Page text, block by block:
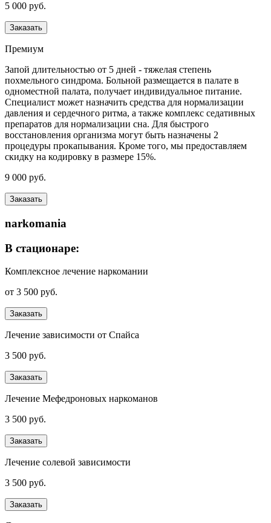
5 000 руб.
Заказать
Премиум
Запой длительностью от 5 дней - тяжелая степень
похмельного синдрома. Больной размещается в палате в
одноместной палата, получает индивидуальное питание.
Специалист может назначить средства для нормализации
давления и сердечного ритма, а также комплекс седативных
препаратов для нормализации сна. Для быстрого
восстановления организма могут быть назначены 2
процедуры прокапывания. Кроме того, мы предоставляем
скидку на кодировку в размере 15%.
9 000 руб.
Заказать
narkomania
В стационаре:
Комплексное лечение наркомании
от 3 500 руб.
Заказать
Лечение зависимости от Спайса
3 500 руб.
Заказать
Лечение Мефедроновых наркоманов
3 500 руб.
Заказать
Лечение солевой зависимости
3 500 руб.
Заказать